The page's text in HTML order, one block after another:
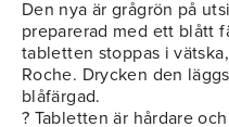
Den nya är grågrön på
preparerad med ett blått
tabletten stoppas i
Roche. Drycken den
blåfärgad.
? Tabletten är hårdare